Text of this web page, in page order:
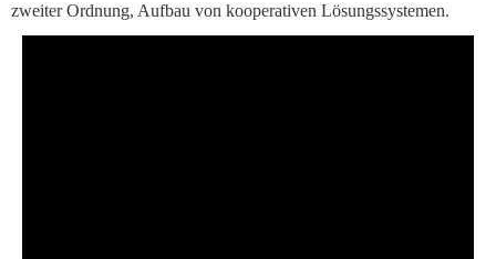
zweiter Ordnung, Aufbau von kooperativen Lösungssystemen.